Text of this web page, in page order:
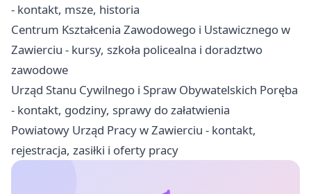
- kontakt, msze, historia
Centrum Kształcenia Zawodowego i Ustawicznego w
Zawierciu - kursy, szkoła policealna i doradztwo
zawodowe
Urząd Stanu Cywilnego i Spraw Obywatelskich Poręba
- kontakt, godziny, sprawy do załatwienia
Powiatowy Urząd Pracy w Zawierciu - kontakt,
rejestracja, zasiłki i oferty pracy